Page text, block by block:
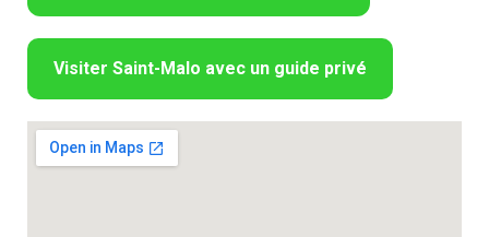
Visiter Saint-Malo avec un guide privé